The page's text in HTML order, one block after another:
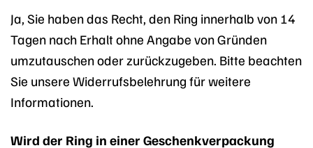
Ja, Sie haben das Recht, den Ring innerhalb von 14
Tagen nach Erhalt ohne Angabe von Gründen
umzutauschen oder zurückzugeben. Bitte beachten
Sie unsere Widerrufsbelehrung für weitere
Informationen.
Wird der Ring in einer Geschenkverpackung